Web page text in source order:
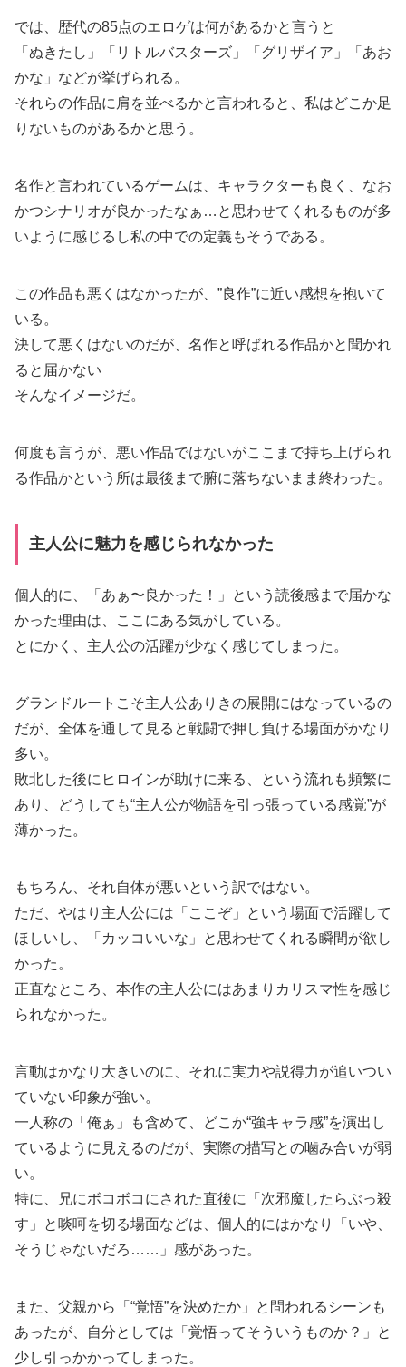
では、歴代の85点のエロゲは何があるかと言うと
「ぬきたし」「リトルバスターズ」「グリザイア」「あお
かな」などが挙げられる。
それらの作品に肩を並べるかと言われると、私はどこか足
りないものがあるかと思う。
名作と言われているゲームは、キャラクターも良く、なお
かつシナリオが良かったなぁ…と思わせてくれるものが多
いように感じるし私の中での定義もそうである。
この作品も悪くはなかったが、”良作”に近い感想を抱いて
いる。
決して悪くはないのだが、名作と呼ばれる作品かと聞かれ
ると届かない
そんなイメージだ。
何度も言うが、悪い作品ではないがここまで持ち上げられ
る作品かという所は最後まで腑に落ちないまま終わった。
主人公に魅力を感じられなかった
個人的に、「あぁ〜良かった！」という読後感まで届かな
かった理由は、ここにある気がしている。
とにかく、主人公の活躍が少なく感じてしまった。
グランドルートこそ主人公ありきの展開にはなっているの
だが、全体を通して見ると戦闘で押し負ける場面がかなり
多い。
敗北した後にヒロインが助けに来る、という流れも頻繁に
あり、どうしても“主人公が物語を引っ張っている感覚”が
薄かった。
もちろん、それ自体が悪いという訳ではない。
ただ、やはり主人公には「ここぞ」という場面で活躍して
ほしいし、「カッコいいな」と思わせてくれる瞬間が欲し
かった。
正直なところ、本作の主人公にはあまりカリスマ性を感じ
られなかった。
言動はかなり大きいのに、それに実力や説得力が追いつい
ていない印象が強い。
一人称の「俺ぁ」も含めて、どこか“強キャラ感”を演出し
ているように見えるのだが、実際の描写との噛み合いが弱
い。
特に、兄にボコボコにされた直後に「次邪魔したらぶっ殺
す」と啖呵を切る場面などは、個人的にはかなり「いや、
そうじゃないだろ……」感があった。
また、父親から「“覚悟”を決めたか」と問われるシーンも
あったが、自分としては「覚悟ってそういうものか？」と
少し引っかかってしまった。